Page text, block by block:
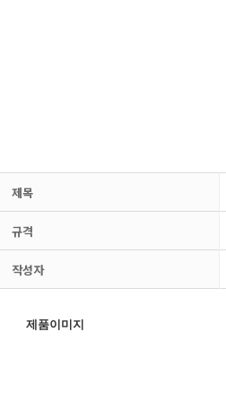
제목
규격
작성자
제품이미지